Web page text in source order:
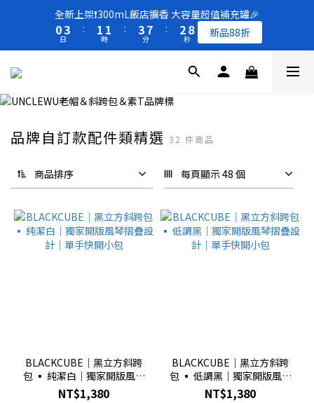
全新上架❗️300mL飯店擴香 大容量超值補充罐🎉
1
0
4
3
2
日
:
2
1
0
2
1
0
時
:
4
3
2
8
7
6
2
0
分
:
3
2
1
8
7
6
4
0
秒 新品88折
全新上架❗️300mL飯店擴香 大容量超值補充罐🎉
1
0
4
3
2
日
:
2
1
0
2
1
0
時
:
4
3
2
8
7
6
2
0
分
:
3
2
1
8
7
6
4
0
秒 新品88折
買一送一 🚚 福利品最後出清 -50%OFF UP
8
7
6
5
2
0
9
8
5
3
2
0
日
9
8
7
6
3
1
0
9
8
7
6
3
1
0
時
:
9
8
5
3
2
0
9
7
6
3
1
0
分
9
8
7
1 6
4
3
1
0
秒 新品88折
品牌自訂款配件類精選 32 件商品
商品排序 每頁顯示 48 個
BLACKCUBE｜黑立方斜跨
包 ▪︎ 純潔白｜獨家開版風琴
摺疊設計｜單手快開小包
NT$1,380
BLACKCUBE｜黑立方斜跨
包 ▪︎ 低調黑｜獨家開版風琴
摺疊設計｜單手快開小包
NT$1,380